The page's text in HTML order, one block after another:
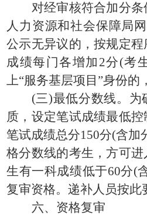
对经审核符合加分
人力资源和社会保障局
公示无异议的，按规定
成绩每门各增加2分(考
上“服务基层项目”身份的
(三)最低分数线。为
质，设定笔试成绩最低
笔试成绩总分150分(含加
格分数线的考生，方可
生有一科成绩低于60分(
复审资格。递补人员按此
六、资格复审